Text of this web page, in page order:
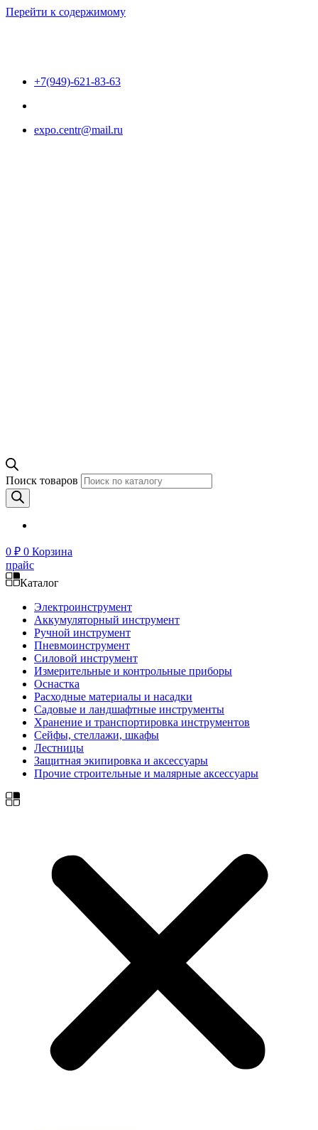
Перейти к содержимому
+7(949)-621-83-63
expo.centr@mail.ru
Поиск товаров
0 ₽ 0 Корзина
прайс
Каталог
Электроинструмент
Аккумуляторный инструмент
Ручной инструмент
Пневмоинструмент
Силовой инструмент
Измерительные и контрольные приборы
Оснастка
Расходные материалы и насадки
Садовые и ландшафтные инструменты
Хранение и транспортировка инструментов
Сейфы, стеллажи, шкафы
Лестницы
Защитная экипировка и аксессуары
Прочие строительные и малярные аксессуары